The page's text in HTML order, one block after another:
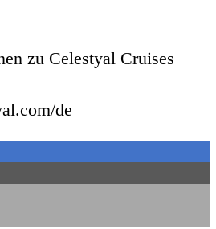
zu Celestyal Cruises
de